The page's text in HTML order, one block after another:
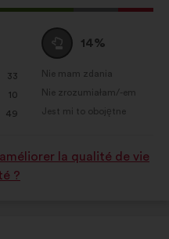
33
10
49
Wstrzymuję
się
:
14%
w
Nie mam zdania
:razy
Nie zrozumiałam/-em
:razy
Jest mi to obojętne
:razy
la qualité de vie
?